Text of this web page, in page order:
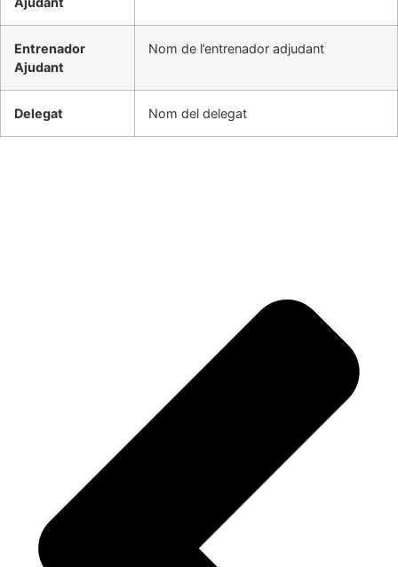
Entrenador
Ajudant
Nom de l’entrenador adjudant
Delegat Nom del delegat